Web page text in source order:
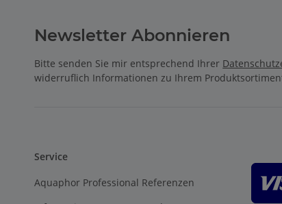
Newsletter Abonnieren
Bitte senden Sie mir entsprechend Ihrer
widerruflich Informationen zu Ihrem
Service
Aquaphor Professional Referenzen